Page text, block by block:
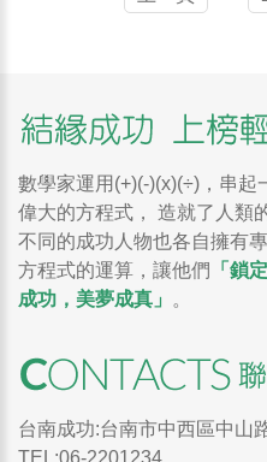
數學家運用(+)(-)(x)(÷)，串
偉大的方程式， 造就了人類
不同的成功人物也各自擁有
方程式的運算，讓他們
「鎖
成功，美夢成真」 。
台南成功:台南市中西區中山